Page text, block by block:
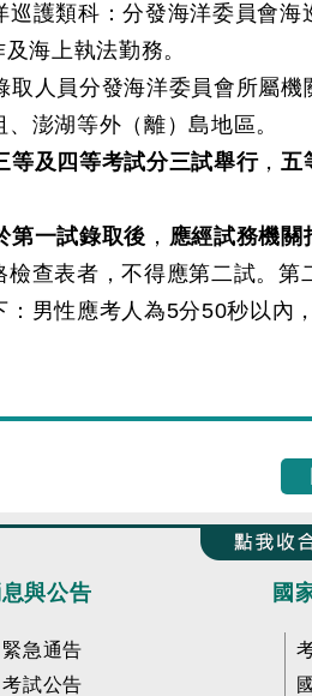
巡護類科：分發海洋委員會
海上執法勤務。
取人員分發海洋委員會所屬
、澎湖等外（離）島地區。
等及四等考試分三試舉行，五
第一試錄取後 ， 應經試務機關
檢查表者，不得應第二試。
：男性應考人為5分50秒以內
收合
與公告
緊急通告
考試公告
國